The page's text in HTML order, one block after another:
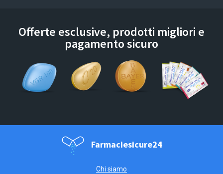
Offerte esclusive, prodotti migliori e
pagamento sicuro
Farmaciesicure24
Chi siamo